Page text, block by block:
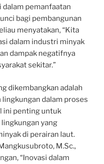
dalam pemanfaatan
bagi pembangunan
menyatakan, “Kita
dalam industri minyak
dampak negatifnya
sekitar.”
dikembangkan adalah
dalam proses
ini penting untuk
yang
di perairan laut.
M.Sc.,
“Inovasi dalam